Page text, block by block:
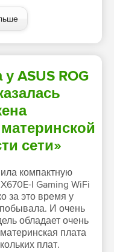
ASUS ROG
сети»
компактную
I Gaming WiFi
за это время у
И очень
обладает очень
плата
плат.